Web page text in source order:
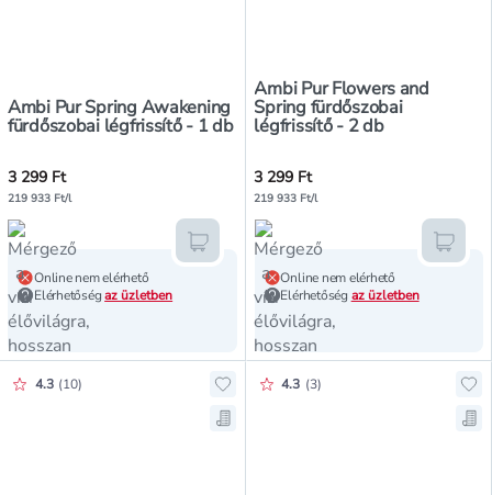
Ambi Pur Spring Awakening
fürdőszobai légfrissítő - 1 db
3 299 Ft
219 933 Ft/l
Online nem elérhető
Elérhetőségaz üzletben
Kosárba teszem
Ambi Pur Flowers and
Spring fürdőszobai
légfrissítő - 2 db
3 299 Ft
219 933 Ft/l
Online nem elérhető
Elérhetőség az üzletben
Értékelés pontszáma:
4.3 (10)
Hozzáadás a kedvencekhez,
Mentés a bevásárló listára, Ambi
Értékelés pontszáma:
4.3 (3)